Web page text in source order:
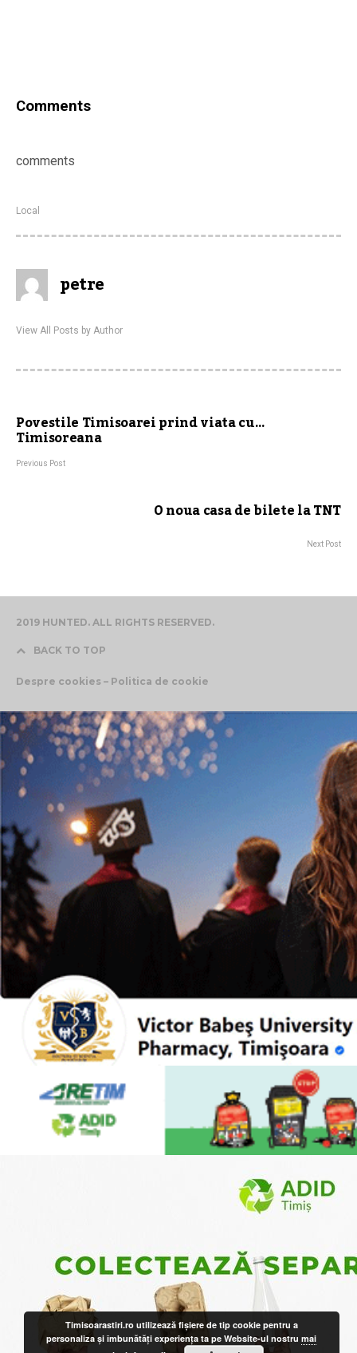
Comments
comments
Local
petre
View All Posts by Author
Povestile Timisoarei prind viata cu…
Timisoreana
Previous Post
O noua casa de bilete la TNT
Next Post
2019 HUNTED. ALL RIGHTS RESERVED.
BACK TO TOP
Despre cookies – Politica de cookie
Timisoarastiri.ro utilizează fişiere de tip cookie pentru a
personaliza și îmbunătăți experiența ta pe Website-ul nostrumai